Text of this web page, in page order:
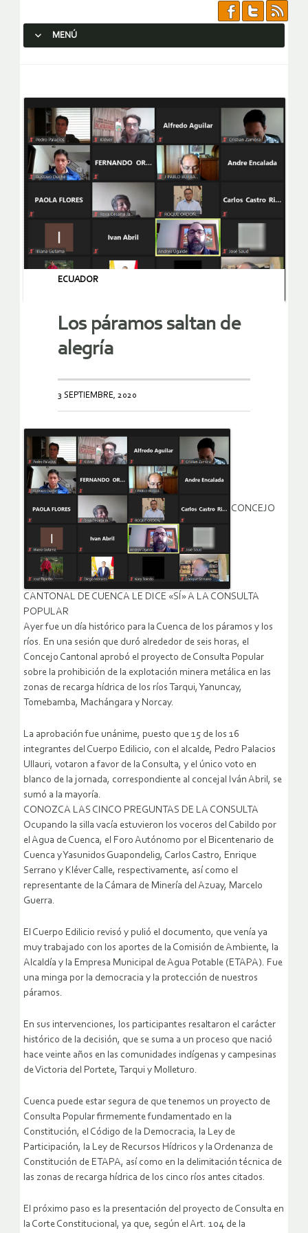
MENÚ
ECUADOR
Los páramos saltan de
alegría
3 SEPTIEMBRE, 2020
CONCEJO
CANTONAL DE CUENCA LE DICE «SÍ» A LA CONSULTA
POPULAR
Ayer fue un día histórico para la Cuenca de los páramos y los
ríos. En una sesión que duró alrededor de seis horas, el
Concejo Cantonal aprobó el proyecto de Consulta Popular
sobre la prohibición de la explotación minera metálica en las
zonas de recarga hídrica de los ríos Tarqui, Yanuncay,
Tomebamba, Machángara y Norcay.
La aprobación fue unánime, puesto que 15 de los 16
integrantes del Cuerpo Edilicio, con el alcalde, Pedro Palacios
Ullauri, votaron a favor de la Consulta, y el único voto en
blanco de la jornada, correspondiente al concejal Iván Abril, se
sumó a la mayoría.
CONOZCA LAS CINCO PREGUNTAS DE LA CONSULTA
Ocupando la silla vacía estuvieron los voceros del Cabildo por
el Agua de Cuenca, el Foro Autónomo por el Bicentenario de
Cuenca y Yasunidos Guapondelig, Carlos Castro, Enrique
Serrano y Kléver Calle, respectivamente, así como el
representante de la Cámara de Minería del Azuay, Marcelo
Guerra.
El Cuerpo Edilicio revisó y pulió el documento, que venía ya
muy trabajado con los aportes de la Comisión de Ambiente, la
Alcaldía y la Empresa Municipal de Agua Potable (ETAPA). Fue
una minga por la democracia y la protección de nuestros
páramos.
En sus intervenciones, los participantes resaltaron el carácter
histórico de la decisión, que se suma a un proceso que nació
hace veinte años en las comunidades indígenas y campesinas
de Victoria del Portete, Tarqui y Molleturo.
Cuenca puede estar segura de que tenemos un proyecto de
Consulta Popular firmemente fundamentado en la
Constitución, el Código de la Democracia, la Ley de
Participación, la Ley de Recursos Hídricos y la Ordenanza de
Constitución de ETAPA, así como en la delimitación técnica de
las zonas de recarga hídrica de los cinco ríos antes citados.
El próximo paso es la presentación del proyecto de Consulta en
la Corte Constitucional, ya que, según el Art. 104 de la